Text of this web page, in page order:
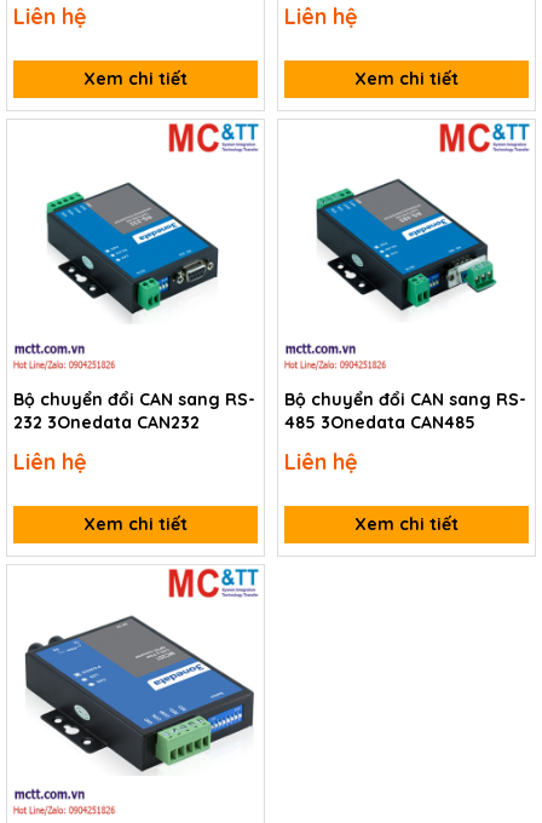
DAS I-2533CS-FD CR
Liên hệ
Xem chi tiết
Liên hệ
Xem chi tiết
Bộ chuyển đổi CAN sang RS-
232 3Onedata CAN232
Liên hệ
Xem chi tiết
Bộ chuyển đổi CAN sang RS-
485 3Onedata CAN485
Liên hệ
Xem chi tiết